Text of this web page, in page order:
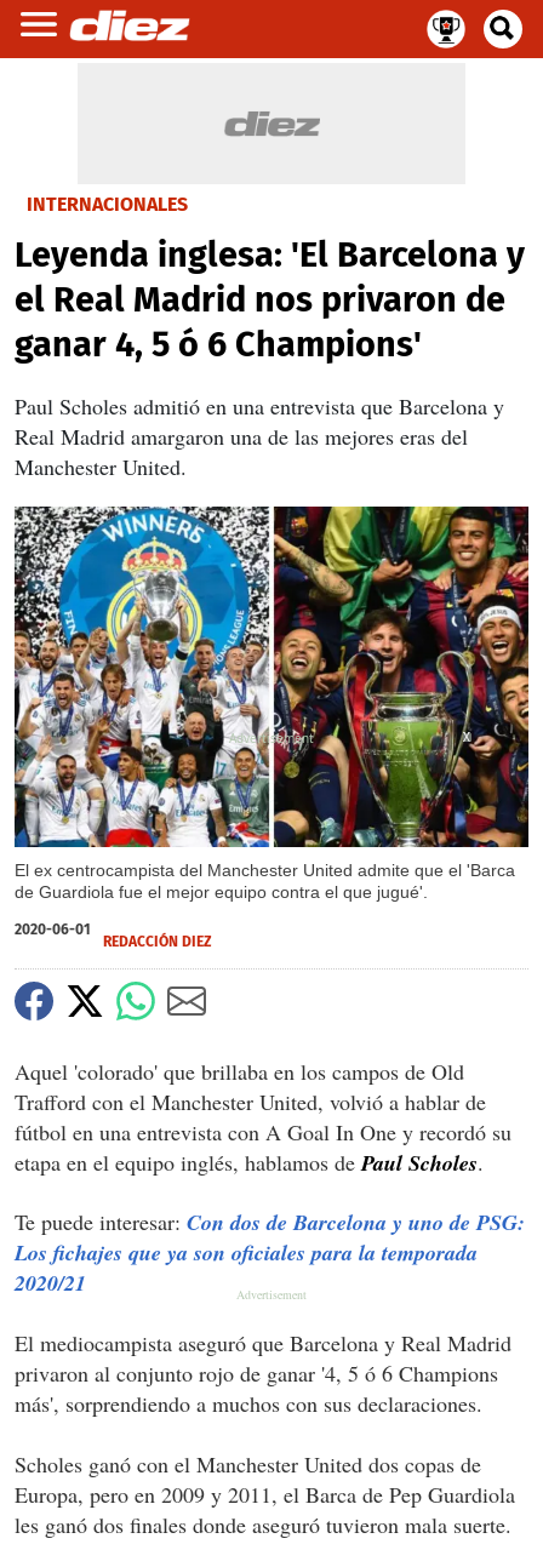
INTERNACIONALES
Leyenda inglesa: 'El Barcelona y
el Real Madrid nos privaron de
ganar 4, 5 ó 6 Champions'
Paul Scholes admitió en una entrevista que Barcelona y
Real Madrid amargaron una de las mejores eras del
Manchester United.
El ex centrocampista del Manchester United admite que el 'Barca
de Guardiola fue el mejor equipo contra el que jugué'.
X
X
2020-06-01
REDACCIÓN DIEZ
Aquel 'colorado' que brillaba en los campos de Old
Trafford con el Manchester United, volvió a hablar de
fútbol en una entrevista con A Goal In One y recordó su
etapa en el equipo inglés, hablamos dePaul Scholes.
Te puede interesar: Con dos de Barcelona y uno de PSG:
Los fichajes que ya son oficiales para la temporada
2020/21
El mediocampista aseguró que Barcelona y Real Madrid
privaron al conjunto rojo de ganar '4, 5 ó 6 Champions
más', sorprendiendo a muchos con sus declaraciones.
Scholes ganó con el Manchester United dos copas de
Europa, pero en 2009 y 2011, el Barca de Pep Guardiola
les ganó dos finales donde aseguró tuvieron mala suerte.